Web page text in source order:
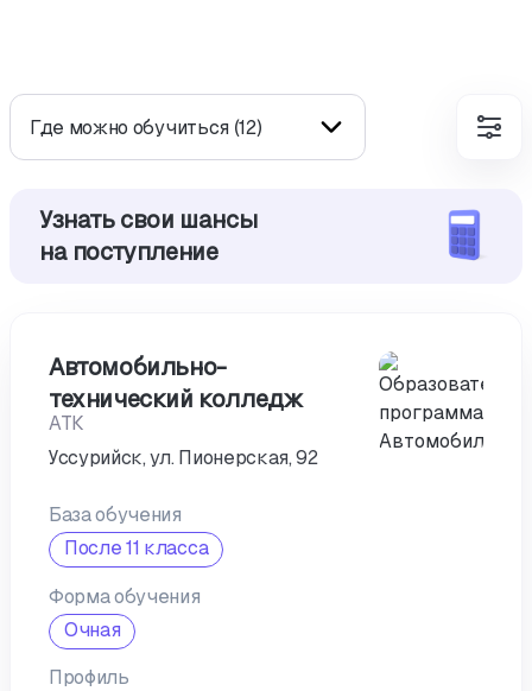
Где можно обучиться (12)
Узнать свои шансы
на поступление
Автомобильно-
технический колледж
АТК
Уссурийск, ул. Пионерская, 92
База обучения
После 11 класса
Форма обучения
Очная
Профиль